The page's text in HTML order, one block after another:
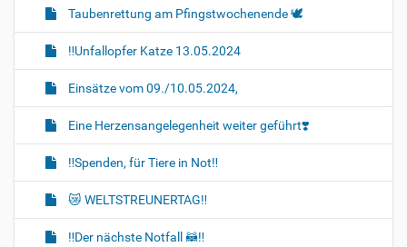
Taubenrettung am Pfingstwochenende 🕊️
‼️Unfallopfer Katze 13.05.2024
Einsätze vom 09./10.05.2024,
Eine Herzensangelegenheit weiter geführt❣️
‼️Spenden, für Tiere in Not‼️
😿 WELTSTREUNERTAG‼️
‼️Der nächste Notfall 🦝‼️